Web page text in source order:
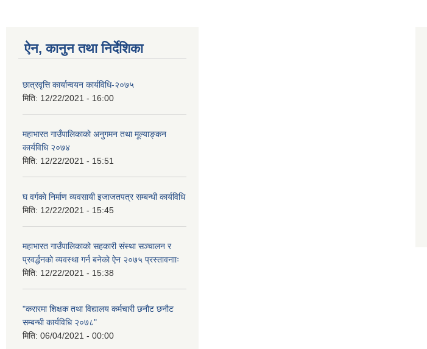
ऐन, कानुन तथा निर्देशिका
छात्रवृत्ति कार्यान्वयन कार्यविधि-२०७५
मिति: 12/22/2021 - 16:00
महाभारत गाउँपालिकाकाे अनुगमन तथा मूल्याङ्कन
कार्यविधि ‍‍२०७४
मिति: 12/22/2021 - 15:51
घ वर्गकाे निर्माण व्यवसायी इजाजतपत्र सम्बन्धी कार्यविधि
मिति: 12/22/2021 - 15:45
महाभारत गाउँपालिकाको सहकारी संस्था सञ्चालन र
प्रवर्द्धनको व्यवस्था गर्न बनेकाे ऐन २०७५ प्रस्तावनााः
मिति: 12/22/2021 - 15:38
"करारमा शिक्षक तथा विद्यालय कर्मचारी छनौट छनौट
सम्बन्धी कार्यविधि २०७८"
मिति: 06/04/2021 - 00:00